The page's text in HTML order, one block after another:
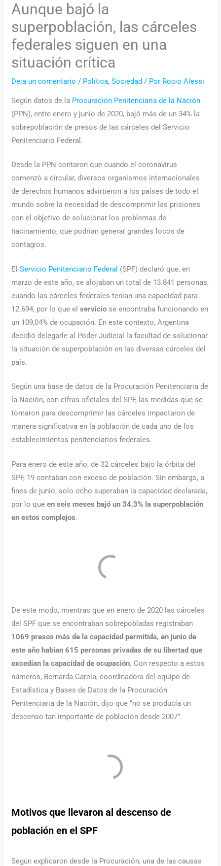
Aunque bajó la
superpoblación, las cárceles
federales siguen en una
situación crítica
Deja un comentario / Política,Sociedad / Por Rocio Alessi
Según datos de la Procuración Penitenciaria de la Nación
(PPN), entre enero y junio de 2020, bajó más de un 34% la
sobrepoblación de presos de las cárceles del Servicio
Penitenciario Federal.
Desde la PPN contaron que cuando el coronavirus
comenzó a circular, diversos organismos internacionales
de derechos humanos advirtieron a los países de todo el
mundo sobre la necesidad de descomprimir las prisiones
con el objetivo de solucionar los problemas de
hacinamiento, que podrían generar grandes focos de
contagios.
ElServicio Penitenciario Federal (SPF) declaró que, en
marzo de este año, se alojaban un total de 13.841 personas,
cuando las cárceles federales tenían una capacidad para
12.694, por lo que elservicio se encontraba funcionando en
un 109,04% de ocupación. En este contexto, Argentina
decidió delegarle al Poder Judicial la facultad de solucionar
la situación de superpoblación en las diversas cárceles del
país.
Según una base de datos de la Procuración Penitenciaria de
la Nación, con cifras oficiales del SPF, las medidas que se
tomaron para descomprimir las cárceles impactaron de
manera significativa en la población de cada uno de los
establecimientos penitenciarios federales.
Para enero de este año, de 32 cárceles bajo la órbita del
SPF, 19 contaban con exceso de población. Sin embargo, a
fines de junio, solo ocho superaban la capacidad declarada,
por lo queen seis meses bajó un 34,3% la superpoblación
en estos complejos.
De este modo, mientras que en enero de 2020 las cárceles
del SPF que se encontraban sobrepobladas registraban
1069 presos más de la capacidad permitida, en junio de
este año habían 615 personas privadas de su libertad que
excedían la capacidad de ocupación. Con respecto a estos
números, Bernarda García, coordinadora del equipo de
Estadística y Bases de Datos de la Procuración
Penitenciaria de la Nación, dijo que “no se producía un
descenso tan importante de población desde 2007”.
Motivos que llevaron al descenso de
población en el SPF
Según explicaron desde la Procuración, una de las causas